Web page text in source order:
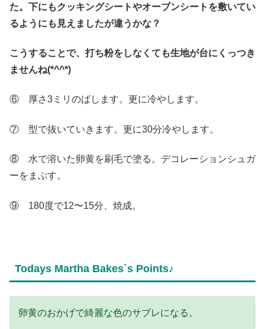
た。下にもクッキングシートやオーブンシートを敷いてい
るようにも見えましたが違うかな？
こうすることで、打ち粉をしなくても生地が台にくっつき
ませんね(*^^*)
⑥ 厚さ3ミリのばします。更に冷やします。
⑦ 型で抜いていきます。更に30分冷やします。
⑧ 水で溶いた卵黄を刷毛で塗る。デコレーションシュガ
ーをまぶす。
⑨ 180度で12〜15分、焼成。
Todays Martha Bakes`s Points♪
卵黄のおかげで綺麗な色のサブレになる。